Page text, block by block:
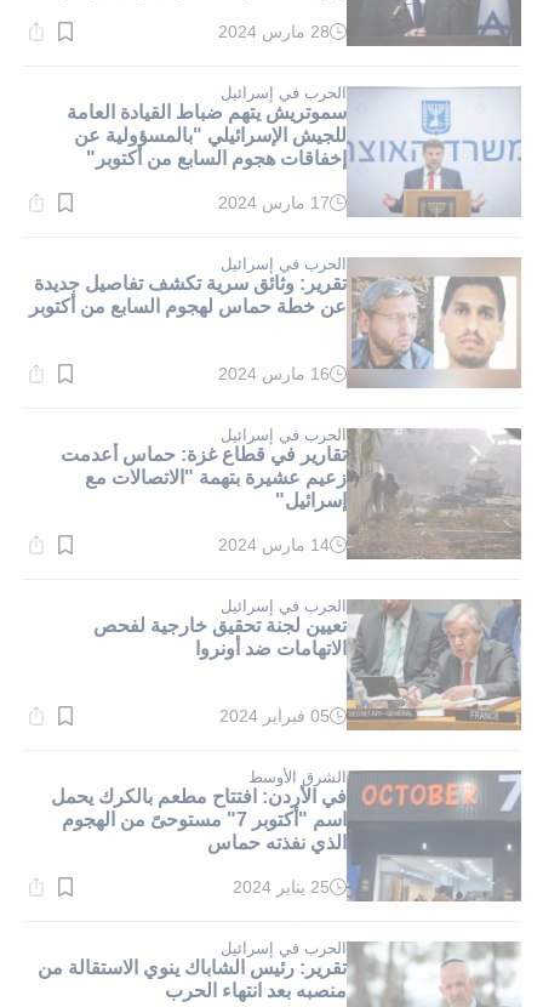
وقت
دقيقة.
28 مارس 2024
الحرب في إسرائيل
سموتريش يتهم ضباط القيادة العامة
للجيش الإسرائيلي "بالمسؤولية عن
إخفاقات هجوم السابع من أكتوبر"
وقت
دقيقة.
17 مارس 2024
الحرب في إسرائيل
تقرير: وثائق سرية تكشف تفاصيل جديدة
عن خطة حماس لهجوم السابع من أكتوبر
وقت
دقيقة.
16 مارس 2024
الحرب في إسرائيل
تقارير في قطاع غزة: حماس أعدمت
زعيم عشيرة بتهمة "الاتصالات مع
إسرائيل"
وقت
دقيقة.
14 مارس 2024
الحرب في إسرائيل
تعيين لجنة تحقيق خارجية لفحص
الاتهامات ضد أونروا
وقت
دقيقة.
05 فبراير 2024
الشرق الأوسط
في الأردن: افتتاح مطعم بالكرك يحمل
اسم "أكتوبر 7" مستوحىً من الهجوم
الذي نفذته حماس
وقت
دقيقة.
25 يناير 2024
الحرب في إسرائيل
تقرير: رئيس الشاباك ينوي الاستقالة من
منصبه بعد انتهاء الحرب